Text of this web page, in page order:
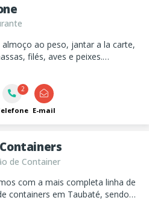
almoço ao peso, jantar a la carte,
filés, aves e peixes.
2
E-mail
de Container
com a mais completa linha de
containers em Taubaté, sendo